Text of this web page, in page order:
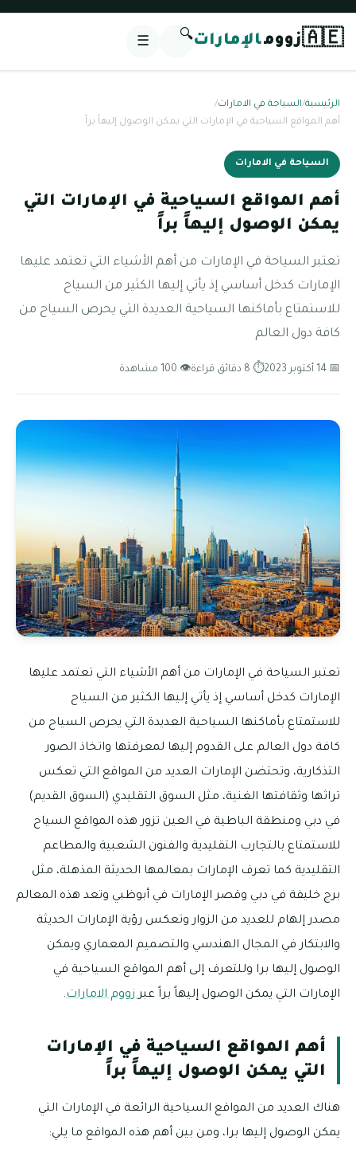
🇦🇪زوومالإمارات🔍
☰
الرئيسية/السياحة في الامارات/
أهم المواقع السياحية في الإمارات التي يمكن الوصول إليهاً براً
السياحة في الامارات
أهم المواقع السياحية في الإمارات التي
يمكن الوصول إليهاً براً
تعتبر السياحة في الإمارات من أهم الأشياء التي تعتمد عليها
الإمارات كدخل أساسي إذ يأتي إليها الكثير من السياح
للاستمتاع بأماكنها السياحية العديدة التي يحرص السياح من
كافة دول العالم
📅 14 أكتوبر 2023 ⏱ 8 دقائق قراءة 👁 100 مشاهدة
تعتبر السياحة في الإمارات من أهم الأشياء التي تعتمد عليها
الإمارات كدخل أساسي إذ يأتي إليها الكثير من السياح
للاستمتاع بأماكنها السياحية العديدة التي يحرص السياح من
كافة دول العالم على القدوم إليها لمعرفتها واتخاذ الصور
التذكارية، وتحتضن الإمارات العديد من المواقع التي تعكس
تراثها وثقافتها الغنية، مثل السوق التقليدي (السوق القديم)
في دبي ومنطقة الباطية في العين تزور هذه المواقع السياح
للاستمتاع بالتجارب التقليدية والفنون الشعبية والمطاعم
التقليدية كما تعرف الإمارات بمعالمها الحديثة المذهلة، مثل
برج خليفة في دبي وقصر الإمارات في أبوظبي وتعد هذه المعالم
مصدر إلهام للعديد من الزوار وتعكس رؤية الإمارات الحديثة
والابتكار في المجال الهندسي والتصميم المعماري ويمكن
الوصول إليها برا وللتعرف إلى أهم المواقع السياحية في
الإمارات التي يمكن الوصول إليهاً براً عبرزووم الامارات.
أهم المواقع السياحية في الإمارات
التي يمكن الوصول إليهاً براً
هناك العديد من المواقع السياحية الرائعة في الإمارات التي
يمكن الوصول إليها برا، ومن بين أهم هذه المواقع ما يلي: